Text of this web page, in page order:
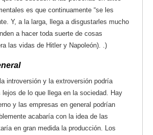
es que continuamente “se les
Y, a la larga, llega a disgustarles mucho
a hacer toda suerte de cosas
las vidas de Hitler y Napoleón).
.)
introversión y la extroversión podría
lejos de lo que llega en la sociedad. Hay
y las empresas en general podrían
acabaría con la idea de las
en gran medida la producción. Los